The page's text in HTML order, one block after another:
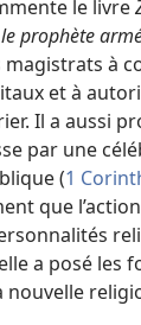
le livre
prophète
magistrats à
et à
Il a aussi
par une
(1
que
a posé les
nouvelle